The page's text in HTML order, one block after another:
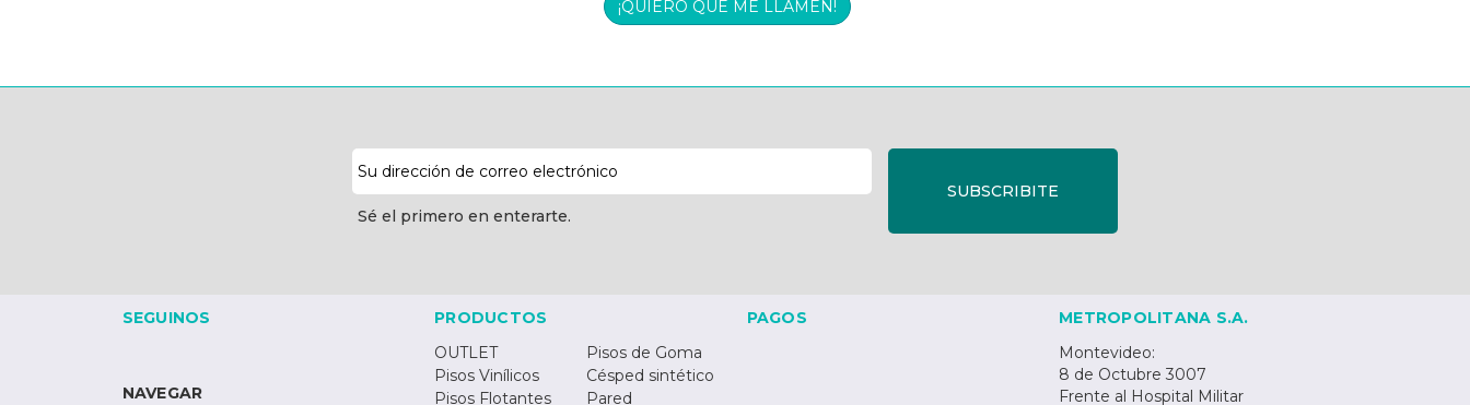
¡QUIERO QUE ME LLAMEN!
de
correo
electrónico
Sé el primero en enterarte.
SUBSCRIBITE
SEGUINOS
NAVEGAR
PRODUCTOS
OUTLET
Pisos Vinílicos
Pisos Flotantes
Pisos de Goma
Césped sintético
Pared
PAGOS
METROPOLITANA S.A.
Montevideo:
8 de Octubre 3007
Frente al Hospital Militar